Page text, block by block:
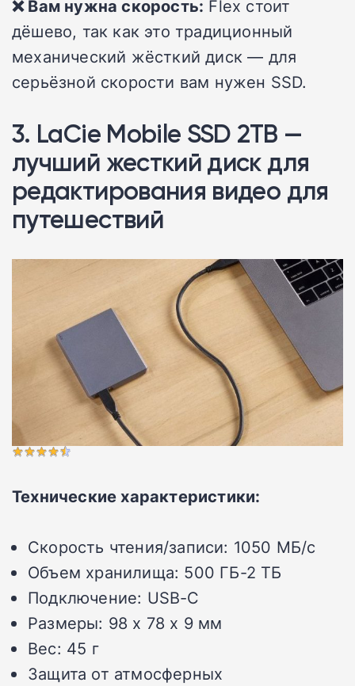
❌ Вам нужна скорость: Flex стоит
дёшево, так как это традиционный
механический жёсткий диск — для
серьёзной скорости вам нужен SSD.
3. LaCie Mobile SSD 2TB —
лучший жесткий диск для
редактирования видео для
путешествий
Технические характеристики:
Скорость чтения/записи: 1050 МБ/с
Объем хранилища: 500 ГБ-2 ТБ
Подключение: USB-C
Размеры: 98 x 78 x 9 мм
Вес: 45 г
Защита от атмосферных